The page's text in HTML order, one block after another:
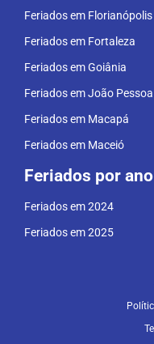
Feriados em Florianópolis
Feriados em Fortaleza
Feriados em Goiânia
Feriados em João Pessoa
Feriados em Macapá
Feriados em Maceió
Feriados por ano
Feriados em 2024
Feriados em 2025